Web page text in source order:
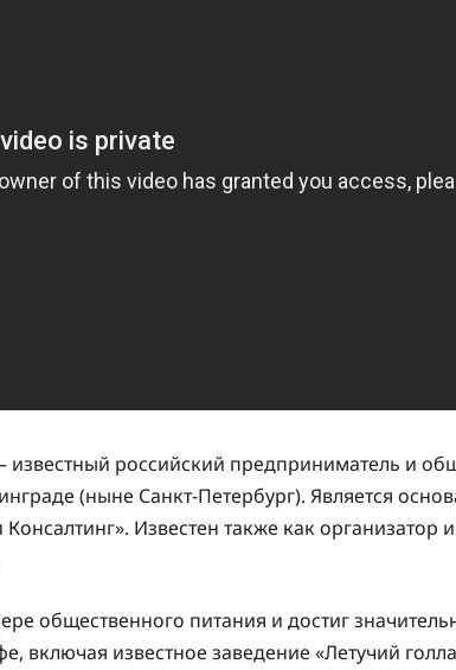
известный российский предприниматель и
(ныне Санкт-Петербург). Является
Известен также как организатор
общественного питания и достиг
включая известное заведение «Летучий